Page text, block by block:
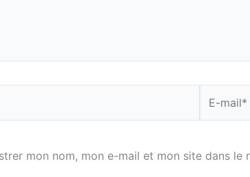
mail*
mon nom, mon e-mail et mon site dans